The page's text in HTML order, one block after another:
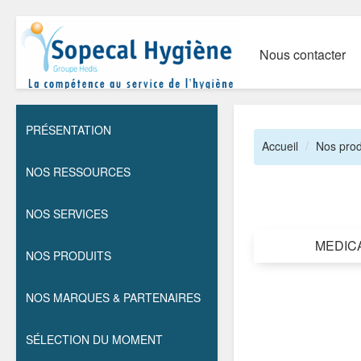
Nous contacter
PRÉSENTATION
NOS RESSOURCES
NOS SERVICES
NOS PRODUITS
NOS MARQUES & PARTENAIRES
SÉLECTION DU MOMENT
Accueil Nos